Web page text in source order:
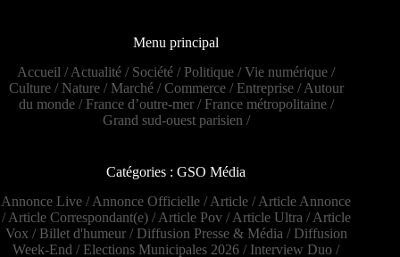
Menu principal
Accueil /Actualité / Société / Politique /Vie numérique /
Culture/ Nature/ Marché/Commerce/ Entreprise/Autour
du monde/ France d’outre-mer/ France métropolitaine/
Grand sud-ouest parisien /
Catégories : GSO Média
Annonce Live /Annonce Officielle /Article /Article Annonce
/Article Correspondant(e)/Article Pov/Article Ultra /Article
Vox / Billet d'humeur/ Diffusion Presse & Média / Diffusion
Week-End / Elections Municipales 2026 / Interview Duo /